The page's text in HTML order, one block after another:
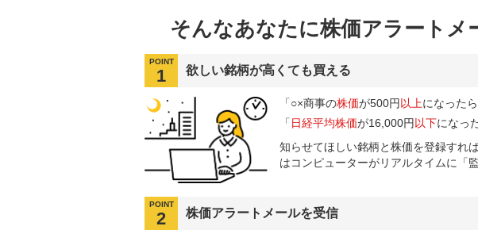
そんなあなたに株価アラートメ
POINT
1 欲しい銘柄が高くても買える
「○×商事の株価が500円 以上になった
「 日経平均株価が16,000円 以下になっ
知らせてほしい銘柄と株価を登録すれ
はコンピューターがリアルタイムに「
POINT
2 株価アラートメールを受信